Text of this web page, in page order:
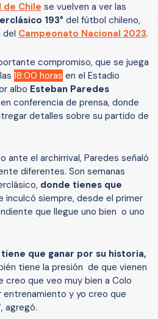
de Chile se vuelven a ver las
193° del fútbol chileno,
del Campeonato Nacional 2023.
compromiso, que se juega
18:00 horas en el Estadio
albo Esteban Paredes
conferencia de prensa, donde
detalles sobre su partido de
ante el archirrival, Paredes señaló
diferentes. Son semanas
donde tienes que
inculcó siempre, desde el primer
que llegue uno bien o uno
que ganar por su historia,
tiene la presión de que vienen
creo que veo muy bien a Colo
entrenamiento y yo creo que
agregó.